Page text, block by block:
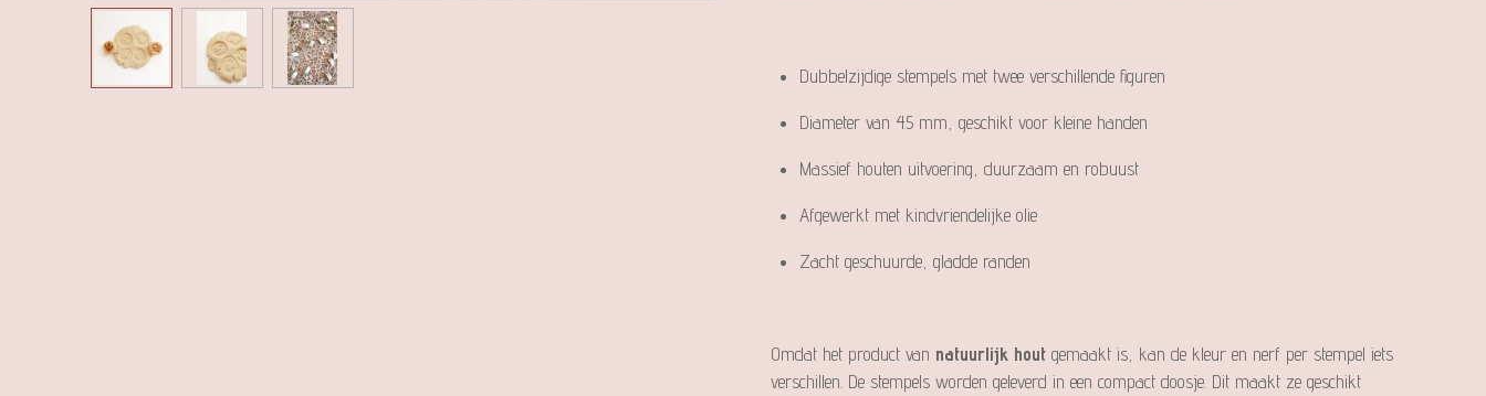
Dubbelzijdige stempels met twee verschillende figuren
Diameter van 45 mm, geschikt voor kleine handen
Massief houten uitvoering, duurzaam en robuust
Afgewerkt met kindvriendelijke olie
Zacht geschuurde, gladde randen
Omdat het product van natuurlijk hout gemaakt is, kan de kleur en nerf per stempel iets
verschillen. De stempels worden geleverd in een compact doosje. Dit maakt ze geschikt